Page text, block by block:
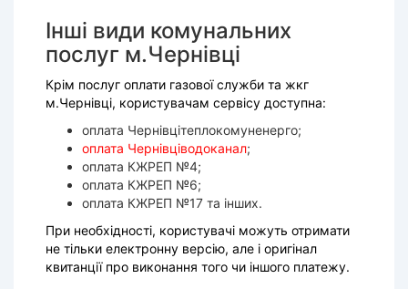
Інші види комунальних
послуг м.Чернівці
Крім послуг оплати газової служби та жкг
м.Чернівці, користувачам сервісу доступна:
оплата Чернівцітеплокомуненерго;
оплата Чернівціводоканал;
оплата КЖРЕП №4;
оплата КЖРЕП №6;
оплата КЖРЕП №17 та інших.
При необхідності, користувачі можуть отримати
не тільки електронну версію, але і оригінал
квитанції про виконання того чи іншого платежу.